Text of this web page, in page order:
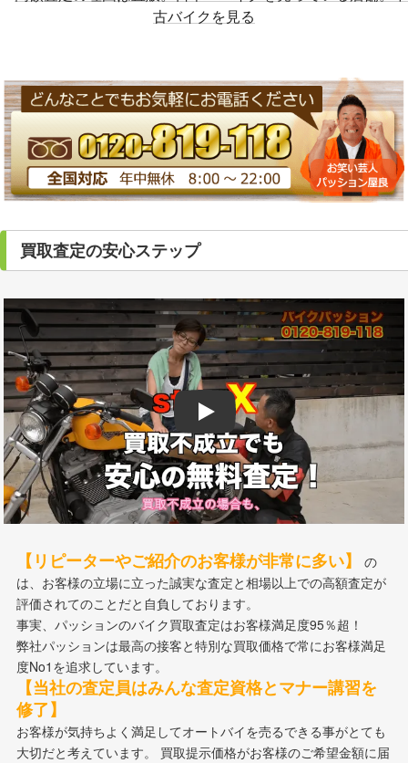
買取査定の安心ステップ
Play
【リピーターやご紹介のお客様が非常に多い】
は、お客様の立場に立った誠実な査定と相場以上での高額査定が
評価されてのことだと自負しております。
事実、パッションのバイク買取査定はお客様満足度95％超！
弊社パッションは最高の接客と特別な買取価格で常にお客様満足
度No1を追求しています。
【当社の査定員はみんな査定資格とマナー講習を
修了】
お客様が気持ちよく満足してオートバイを売るできる事がとても
大切だと考えています。 買取提示価格がお客様のご希望金額に届